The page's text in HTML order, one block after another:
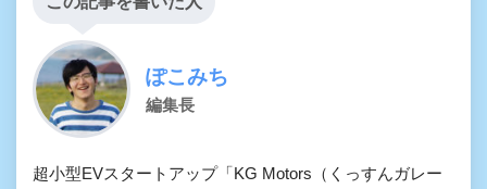
ぽこみち
編集長
超小型EVスタートアップ「KG Motors（くっすんガレー